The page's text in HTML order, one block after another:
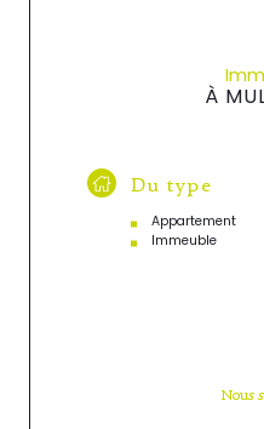
À
Du type
Appartement
Immeuble